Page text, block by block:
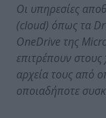
Οι υπηρεσίες
(cloud) όπως τα
OneDrive της
επιτρέπουν
αρχεία τους από
οποιαδήποτε